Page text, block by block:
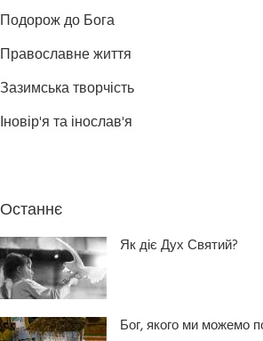
Подорож до Бога
Православне життя
Зазимська творчість
Іновір'я та інослав'я
Останнє
Як діє Дух Святий?
Бог, якого ми можемо